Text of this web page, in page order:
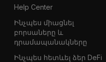
Help Center
Ինչպես միացնել
բորսաները և
դրամապանակները
Ինչպես հետևել ձեր DeFi